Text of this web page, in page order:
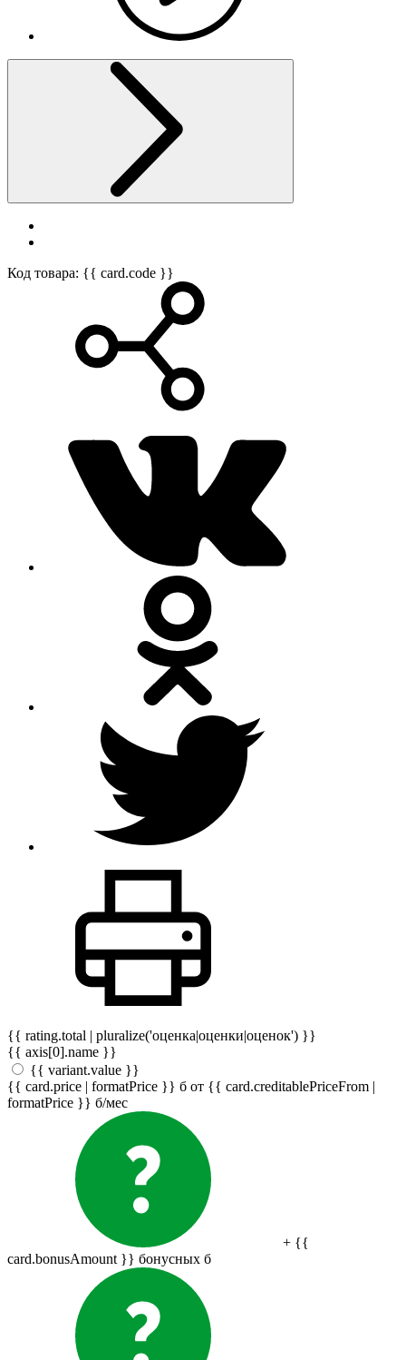
Код товара: {{ card.code }}
{{ rating.total | pluralize('оценка|оценки|оценок') }}
{{ axis[0].name }}
{{ variant.value }}
{{ card.price | formatPrice }} б от {{ card.creditablePriceFrom |
formatPrice }} б/мес
+ {{
card.bonusAmount }} бонусных б